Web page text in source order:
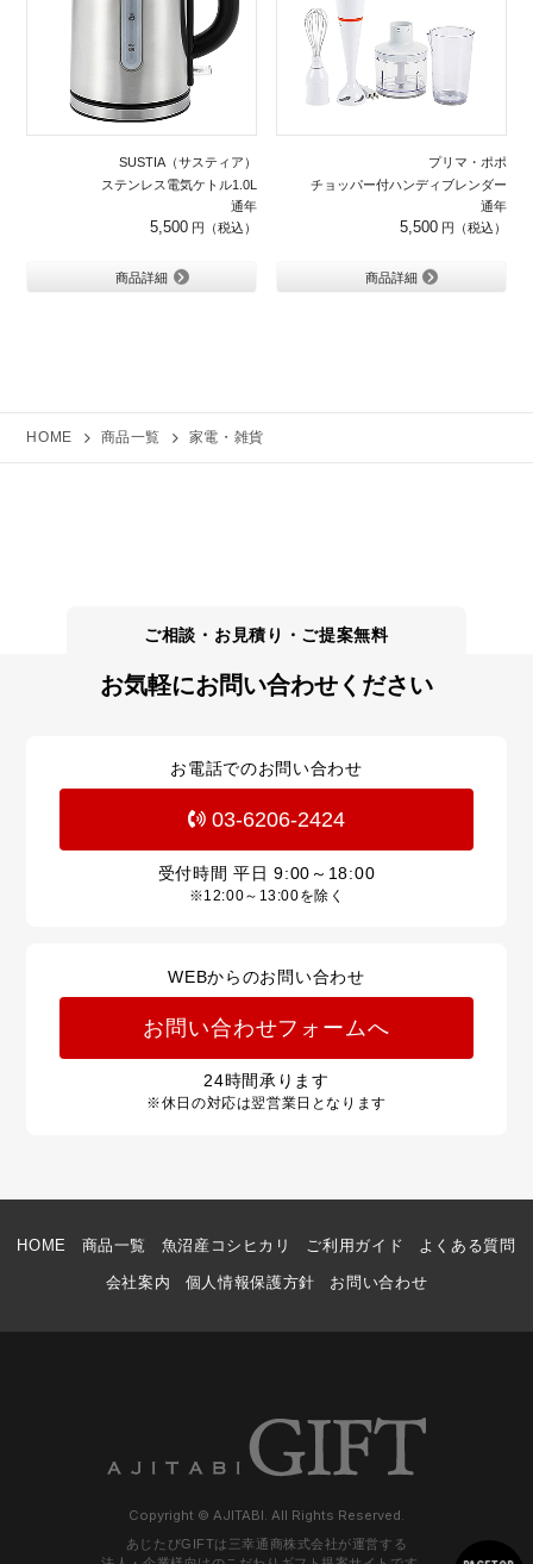
SUSTIA（サスティア）
ステンレス電気ケトル1.0L
通年
5,500
商品詳細
プリマ・ポポ
チョッパー付ハンディブレンダー
通年
5,500
商品詳細
HOME 商品一覧 家電・雑貨
お気軽にお問い合わせください
お電話でのお問い合わせ
03-6206-2424
受付時間 平日9:00～18:00
※12:00～13:00を除く
WEBからのお問い合わせ
お問い合わせフォームへ
24時間承ります
※休日の対応は翌営業日となります
HOME 商品一覧 魚沼産コシヒカリ ご利用ガイド よくある質問
会社案内 個人情報保護方針 お問い合わせ
Copyright © AJITABI. All Rights Reserved.
あじたびGIFTは三幸通商株式会社が運営する